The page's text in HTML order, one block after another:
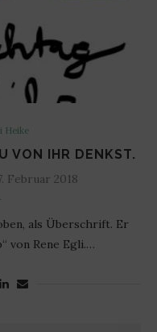
Heike
VON IHR DENKST.
Februar 2018
als Überschrift. Er
von Rene Egli.…